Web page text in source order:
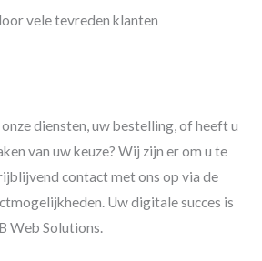
vele tevreden klanten
diensten, uw bestelling, of heeft u
van uw keuze? Wij zijn er om u te
contact met ons op via de
Uw digitale succes is
Web Solutions.